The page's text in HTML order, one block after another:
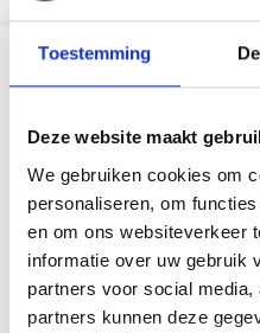
Toestemming
Deze website maakt
We gebruiken cookies om
personaliseren, om
en om ons websiteverkeer
informatie over uw gebruik
partners voor social
partners kunnen deze
VERGELIJKBAAR MET DIT
18% korting